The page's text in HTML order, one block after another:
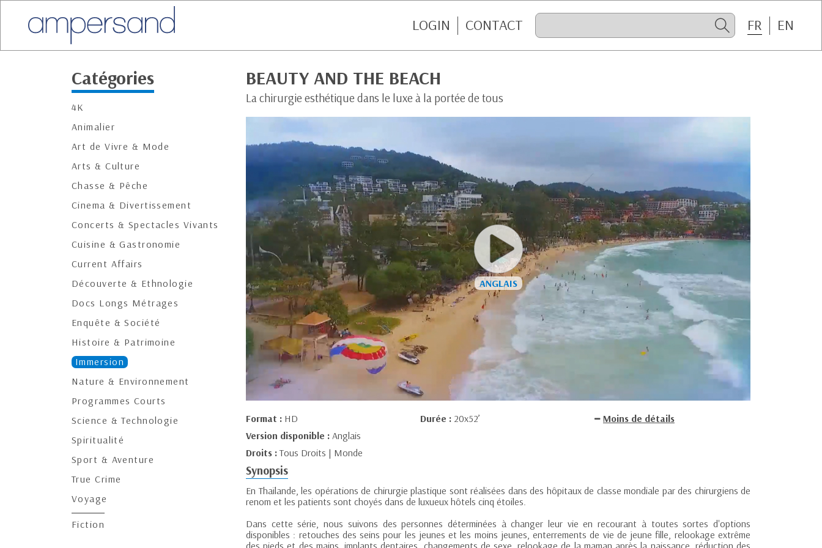
LOGIN CONTACT FR EN
Catégories
4K
Animalier
Art de Vivre & Mode
Arts & Culture
Chasse & Pêche
Cinema & Divertissement
Concerts & Spectacles Vivants
Cuisine & Gastronomie
Current Affairs
Découverte & Ethnologie
Docs Longs Métrages
Enquête & Société
Histoire & Patrimoine
Immersion
Nature & Environnement
Programmes Courts
Science & Technologie
Spiritualité
Sport & Aventure
True Crime
Voyage
Fiction
BEAUTY AND THE BEACH
La chirurgie esthétique dans le luxe à la portée de tous
Format : HD Durée : 20x52’
Moins de détails
Version disponible : Anglais
Droits :Tous Droits | Monde
Synopsis
En Thaïlande, les opérations de chirurgie plastique sont réalisées dans des hôpitaux de classe mondiale par des chirurgiens de
renom et les patients sont choyés dans de luxueux hôtels cinq étoiles.
Dans cette série, nous suivons des personnes déterminées à changer leur vie en recourant à toutes sortes d'options
disponibles : retouches des seins pour les jeunes et les moins jeunes, enterrements de vie de jeune fille, relookage extrême